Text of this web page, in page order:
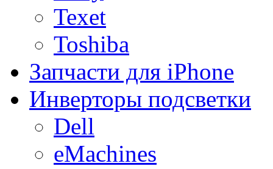
Texet
Toshiba
Запчасти для iPhone
Инверторы подсветки
Dell
eMachines